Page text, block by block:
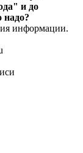
и до
надо?
информации.